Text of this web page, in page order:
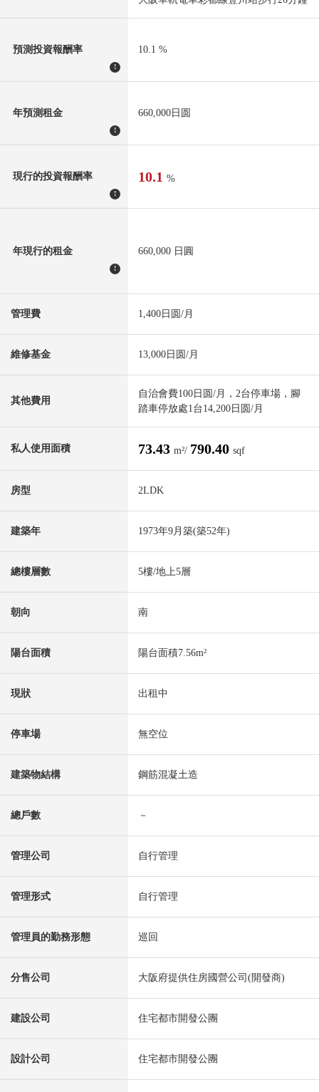
預測投資報酬率
!
10.1 %
年預測租金
!
660,000日圆
現行的投資報酬率
!
10.1 %
年現行的租金
!
660,000 日圓
管理費 1,400日圆/月
維修基金 13,000日圆/月
其他費用
自治會費100日圆/月，2台停車場，腳
踏車停放處1台14,200日圆/月
私人使用面積 73.43 m²/ 790.40 sqf
房型 2LDK
建築年 1973年9月築(築52年)
總樓層數 5樓/地上5層
朝向 南
陽台面積 陽台面積7.56m²
現狀 出租中
停車場 無空位
建築物結構 鋼筋混凝土造
總戶數 －
管理公司 自行管理
管理形式 自行管理
管理員的勤務形態 巡回
分售公司 大阪府提供住房國營公司(開發商)
建設公司 住宅都市開發公團
設計公司 住宅都市開發公團